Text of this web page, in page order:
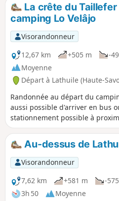
La crête du
camping Lo Velâjo
Visorandonneur
12,67 km
+505 m -
Moyenne
Départ à Lathuile (Haute-
Randonnée au départ du
aussi possible d'arriver en bus
stationnement possible à
sympathique qui peut vous
la journée (il y a plusieurs
de jolis points de vue sur le Lac
du tracé se situe dans les bois,
soleil en cas de fortes chaleurs.
Au-dessus de
Visorandonneur
7,62 km
+581 m
-
3h 50
Moyenne